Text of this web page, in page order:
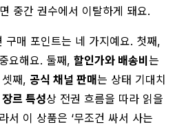
중간 권수에서 이탈하게 돼요.
구매 포인트는 네 가지예요. 첫째,
요해요. 둘째, 할인가와 배송비는
째, 공식 채널 판매는 상태 기대치
르 특성상 전권 흐름을 따라 읽을
서 이 상품은 ‘무조건 싸서 사는